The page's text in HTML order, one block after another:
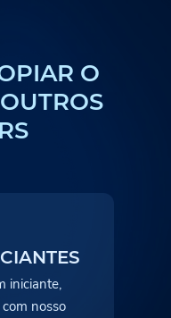
O
iniciante,
nosso